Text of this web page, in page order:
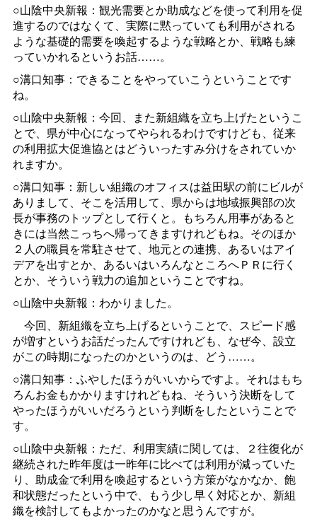
○山陰中央新報：観光需要とか助成などを使って利用を促
進するのではなくて、実際に黙っていても利用がされる
ような基礎的需要を喚起するような戦略とか、戦略も練
っていかれるというお話……。
○溝口知事：できることをやっていこうということです
ね。
○山陰中央新報：今回、また新組織を立ち上げたというこ
とで、県が中心になってやられるわけですけども、従来
の利用拡大促進協とはどういったすみ分けをされていか
れますか。
○溝口知事：新しい組織のオフィスは益田駅の前にビルが
ありまして、そこを活用して、県からは地域振興部の次
長が事務のトップとして行くと。もちろん用事があると
きには当然こっちへ帰ってきますけれどもね。そのほか
２人の職員を常駐させて、地元との連携、あるいはアイ
デアを出すとか、あるいはいろんなところへＰＲに行く
とか、そういう戦力の追加ということですね。
○山陰中央新報：わかりました。
今回、新組織を立ち上げるということで、スピード感
が増すというお話だったんですけれども、なぜ今、設立
がこの時期になったのかというのは、どう……。
○溝口知事：ふやしたほうがいいからですよ。それはもち
ろんお金もかかりますけれどもね、そういう決断をして
やったほうがいいだろうという判断をしたということで
す。
○山陰中央新報：ただ、利用実績に関しては、２往復化が
継続された昨年度は一昨年に比べては利用が減っていた
り、助成金で利用を喚起するという方策がなかなか、飽
和状態だったという中で、もう少し早く対応とか、新組
織を検討してもよかったのかなと思うんですが。